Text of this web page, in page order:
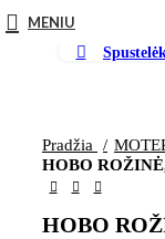
MENIU
Pradžia
HOBO
HOBO